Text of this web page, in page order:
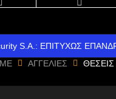
S.A.: ΕΠΙΤΥΧΩΣ
S.A.: ΕΠΙΤΥΧΗΣ Ο
ΑΓΓΕΛΙΕΣ ΘΕΣΕΙΣ